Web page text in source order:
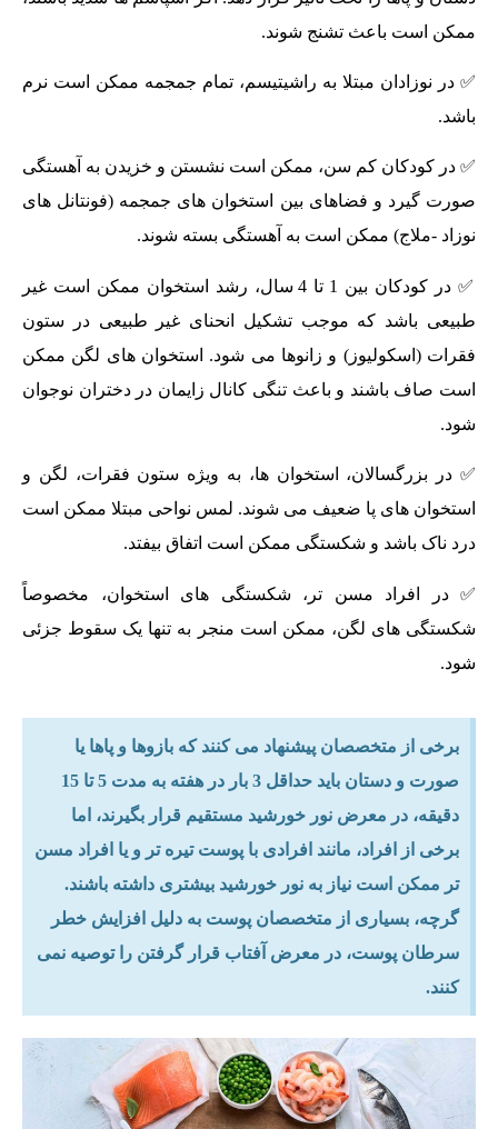
ممکن است باعث تشنج شوند.
✅ در نوزادان مبتلا به راشیتیسم، تمام جمجمه ممکن است نرم
باشد.
✅ در کودکان کم سن، ممکن است نشستن و خزیدن به آهستگی
صورت گیرد و فضاهای بین استخوان های جمجمه (فونتانل های
نوزاد -ملاج) ممکن است به آهستگی بسته شوند.
✅ در کودکان بین 1 تا 4 سال، رشد استخوان ممکن است غیر
طبیعی باشد که موجب تشکیل انحنای غیر طبیعی در ستون
فقرات (اسکولیوز) و زانوها می شود. استخوان های لگن ممکن
است صاف باشند و باعث تنگی کانال زایمان در دختران نوجوان
شود.
✅ در بزرگسالان، استخوان ها، به ویژه ستون فقرات، لگن و
استخوان های پا ضعیف می شوند. لمس نواحی مبتلا ممکن است
درد ناک باشد و شکستگی ممکن است اتفاق بیفتد.
✅ در افراد مسن تر، شکستگی های استخوان، مخصوصاً
شکستگی های لگن، ممکن است منجر به تنها یک سقوط جزئی
شود.
برخی از متخصصان پیشنهاد می کنند که بازوها و پاها یا
صورت و دستان باید حداقل 3 بار در هفته به مدت 5 تا 15
دقیقه، در معرض نور خورشید مستقیم قرار بگیرند، اما
برخی از افراد، مانند افرادی با پوست تیره تر و یا افراد مسن
تر ممکن است نیاز به نور خورشید بیشتری داشته باشند.
گرچه، بسیاری از متخصصان پوست به دلیل افزایش خطر
سرطان پوست، در معرض آفتاب قرار گرفتن را توصیه نمی
کنند.